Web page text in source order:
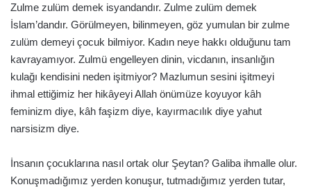
Zulme zulüm demek isyandandır. Zulme zulüm demek
İslam’dandır. Görülmeyen, bilinmeyen, göz yumulan bir zulme
zulüm demeyi çocuk bilmiyor. Kadın neye hakkı olduğunu tam
kavrayamıyor. Zulmü engelleyen dinin, vicdanın, insanlığın
kulağı kendisini neden işitmiyor? Mazlumun sesini işitmeyi
ihmal ettiğimiz her hikâyeyi Allah önümüze koyuyor kâh
feminizm diye, kâh faşizm diye, kayırmacılık diye yahut
narsisizm diye.
İnsanın çocuklarına nasıl ortak olur Şeytan? Galiba ihmalle olur.
Konuşmadığımız yerden konuşur, tutmadığımız yerden tutar,